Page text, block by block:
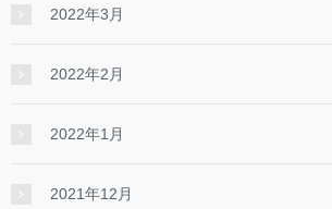
2022年3月
2022年2月
2022年1月
2021年12月